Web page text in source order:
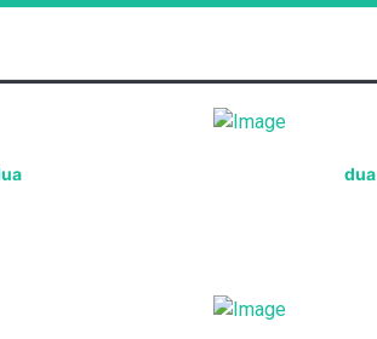
dua